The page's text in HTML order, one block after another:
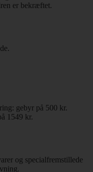
er bekræftet.
gebyr på 500 kr.
1549 kr.
og specialfremstillede